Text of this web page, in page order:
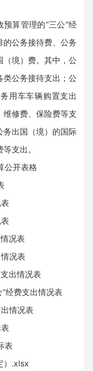
算管理的“三公”经
的公务接待费、公务
（境）费。其中，公
公务接待支出；公
用车车辆购置支出
维修费、保险费等支
务出国（境）的国际
支出。
开表格
况表
况表
出情况表
费支出情况表
情况表
表
）.xlsx